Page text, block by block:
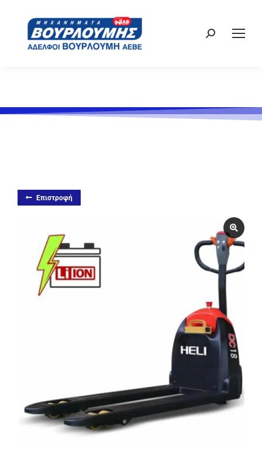
Επιστροφή